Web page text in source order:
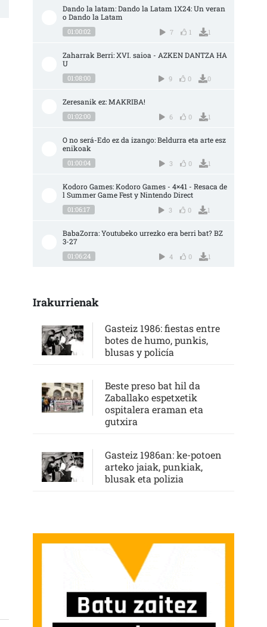
Dando la latam: Dando la Latam 1X24: Un veran
o Dando la Latam
01:00:02 7 1 1
Zaharrak Berri: XVI. saioa - AZKEN DANTZA HA
U
01:08:00 9 0 0
Zeresanik ez: MAKRIBA!
01:02:00 6 0 1
O no será-Edo ez da izango: Beldurra eta arte esz
enikoak
01:00:04 3 0 1
Kodoro Games: Kodoro Games - 4×41 - Resaca de
l Summer Game Fest y Nintendo Direct
01:06:17 3 0 1
BabaZorra: Youtubeko urrezko era berri bat? BZ
3-27
01:06:24 4 0 1
Irakurrienak
Gasteiz 1986: fiestas entre
botes de humo, punkis,
blusas y policía
Beste preso bat hil da
Zaballako espetxetik
ospitalera eraman eta
gutxira
Gasteiz 1986an: ke-potoen
arteko jaiak, punkiak,
blusak eta polizia